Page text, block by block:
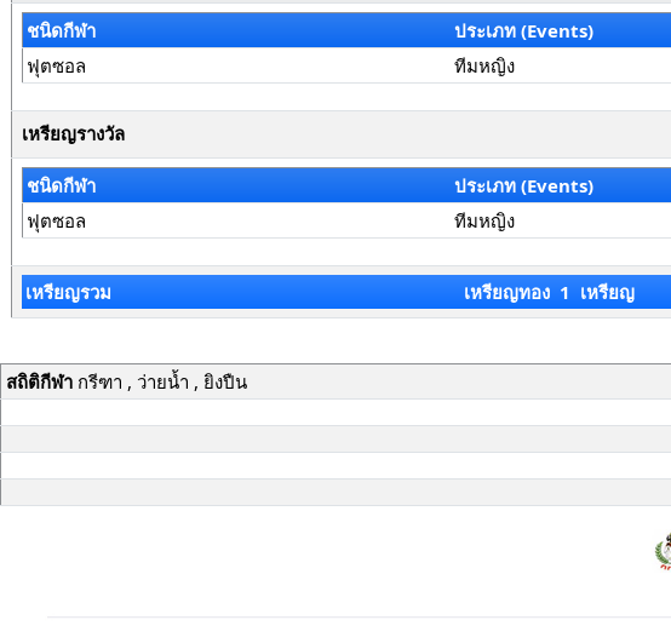
ชนิดกีฬา
ประเภท (Events)
ฟุตซอล
ทีมหญิง
เหรียญรางวัล
ชนิดกีฬา ประเภท (Events)
ฟุตซอล
ทีมหญิง
เหรียญรวม เหรียญทอง 1 เหรียญ
สถิติกีฬากรีฑา , ว่ายน้ำ , ยิงปืน